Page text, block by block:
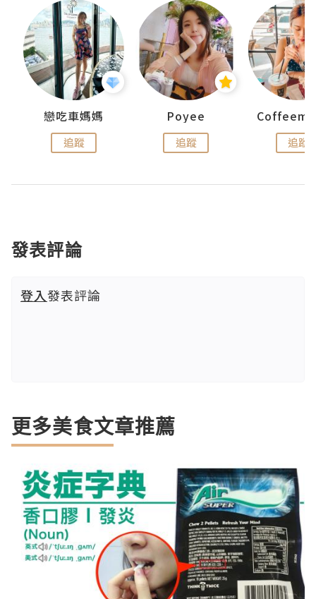
戀吃車媽媽
追蹤
Poyee
追蹤 追蹤
發表評論
登入發表評論
更多美食文章推薦